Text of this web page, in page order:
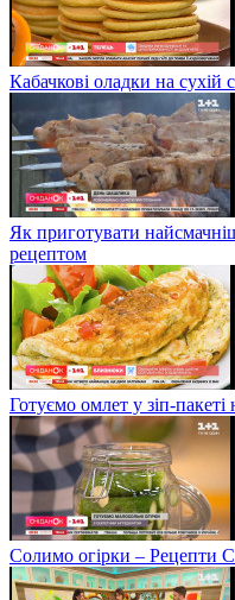
Кабачкові оладки на сухій
Як приготувати
рецептом
Готуємо омлет у зіп-
Солимо огірки – Рецепти